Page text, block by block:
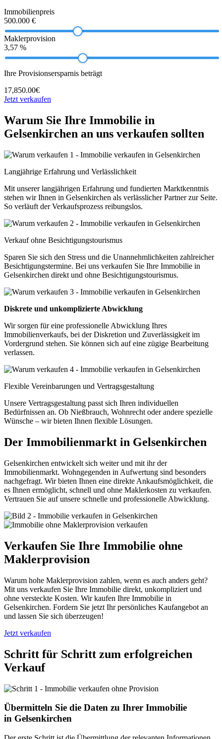
Immobilienpreis
500.000 €
Maklerprovision
3,57 %
Ihre Provisionsersparnis beträgt
17,850.00€
Jetzt verkaufen
Warum Sie Ihre Immobilie in
Gelsenkirchen an uns verkaufen sollten
Langjährige Erfahrung und Verlässlichkeit
Mit unserer langjährigen Erfahrung und fundierten Marktkenntnis
stehen wir Ihnen in Gelsenkirchen als verlässlicher Partner zur Seite.
So verläuft der Verkaufsprozess reibungslos.
Verkauf ohne Besichtigungstourismus
Sparen Sie sich den Stress und die Unannehmlichkeiten zahlreicher
Besichtigungstermine. Bei uns verkaufen Sie Ihre Immobilie in
Gelsenkirchen direkt und ohne Besichtigungstourismus.
Diskrete und unkomplizierte Abwicklung
Wir sorgen für eine professionelle Abwicklung Ihres
Immobilienverkaufs, bei der Diskretion und Zuverlässigkeit im
Vordergrund stehen. Sie können sich auf eine zügige Bearbeitung
verlassen.
Flexible Vereinbarungen und Vertragsgestaltung
Unsere Vertragsgestaltung passt sich Ihren individuellen
Bedürfnissen an. Ob Nießbrauch, Wohnrecht oder andere spezielle
Wünsche – wir bieten Ihnen flexible Lösungen.
Der Immobilienmarkt in Gelsenkirchen
Gelsenkirchen entwickelt sich weiter und mit ihr der
Immobilienmarkt. Wohngegenden in Aufwertung sind besonders
nachgefragt. Wir bieten Ihnen eine direkte Ankaufsmöglichkeit, die
es Ihnen ermöglicht, schnell und ohne Maklerkosten zu verkaufen.
Vertrauen Sie auf unsere schnelle und professionelle Abwicklung.
Verkaufen Sie Ihre Immobilie ohne
Maklerprovision
Warum hohe Maklerprovision zahlen, wenn es auch anders geht?
Mit uns verkaufen Sie Ihre Immobilie direkt, unkompliziert und
ohne versteckte Kosten. Wir kaufen Ihre Immobilie in
Gelsenkirchen. Fordern Sie jetzt Ihr persönliches Kaufangebot an
und lassen Sie sich überzeugen!
Jetzt verkaufen
Schritt für Schritt zum erfolgreichen
Verkauf
Übermitteln Sie die Daten zu Ihrer Immobilie
in Gelsenkirchen